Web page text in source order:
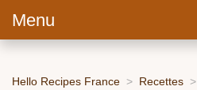
Menu
Hello Recipes France Recettes